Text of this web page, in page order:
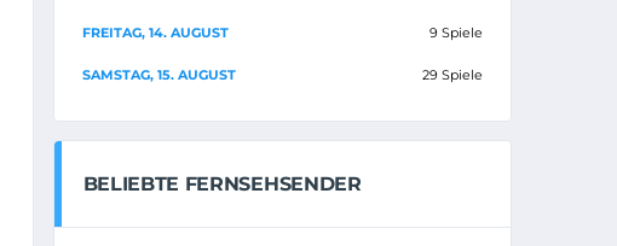
FREITAG, 14. AUGUST 9 Spiele
SAMSTAG, 15. AUGUST 29 Spiele
BELIEBTE FERNSEHSENDER